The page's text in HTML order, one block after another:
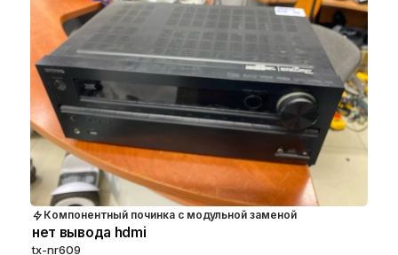
Компонентный починка с модульной заменой
нет вывода hdmi
tx-nr609